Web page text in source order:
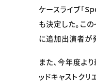
ケースライブ「
も決定した。こ
に追加出演者が
また、今年度よ
ッドキャストク